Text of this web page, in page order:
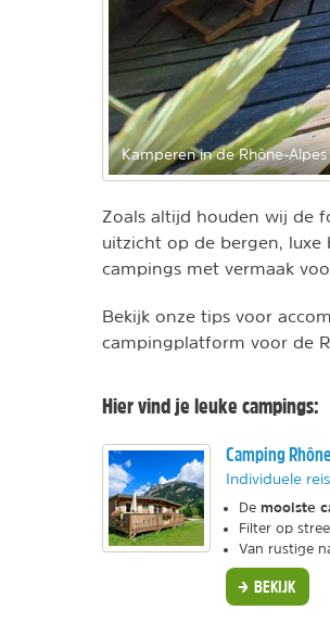
Kamperen in de Rhône-Alpes
Zoals altijd houden wij de
uitzicht op de bergen,
campings met vermaak
Bekijk onze tips voor
campingplatform voor de
Hier vind je leuke campings:
Camping
Individuele reis
De mooiste
Filter op
Van rustige
BEKIJK